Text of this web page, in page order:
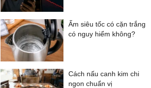
Ấm siêu tốc có cặn trắng
có nguy hiểm không?
Cách nấu canh kim chi
ngon chuẩn vị